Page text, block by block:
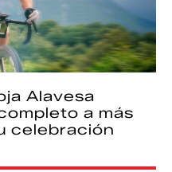
Alavesa
a más
celebración